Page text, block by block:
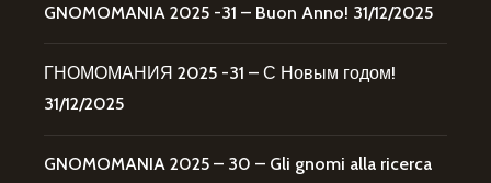
GNOMOMANIA 2025 -31 – Buon Anno! 31/12/2025
ГНОМОМАНИЯ 2025 -31 – С Новым годом!
31/12/2025
GNOMOMANIA 2025 – 30 – Gli gnomi alla ricerca